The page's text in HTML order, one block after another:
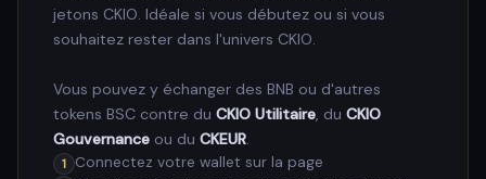
jetons CKIO. Idéale si vous débutez ou si vous
souhaitez rester dans l'univers CKIO.
Vous pouvez y échanger des BNB ou d'autres
tokens BSC contre du CKIO Utilitaire, du CKIO
Gouvernance ou du CKEUR.
1 Connectez votre wallet sur la page